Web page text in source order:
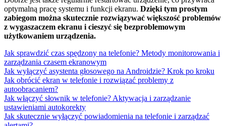
optymalną pracę systemu i funkcji ekranu. Dzięki tym prostym
zabiegom można skutecznie rozwiązywać większość problemów
z wygaszaczem ekranu i cieszyć się bezproblemowym
użytkowaniem urządzenia.
Jak sprawdzić czas spędzony na telefonie? Metody monitorowania i
zarządzania czasem ekranowym
Jak wyłączyć asystenta głosowego na Androidzie? Krok po kroku
Jak obrócić ekran w telefonie i rozwiązać problemy z
autoobracaniem?
Jak włączyć słownik w telefonie? Aktywacja i zarządzanie
ustawieniami autokorekty
Jak skutecznie wyłączyć powiadomienia na telefonie i zarządzać